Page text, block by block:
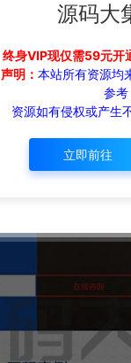
源码大
终身VIP现仅需59元开
声明： 本站所有资源均
参考
资源如有侵权或产生
立即前往